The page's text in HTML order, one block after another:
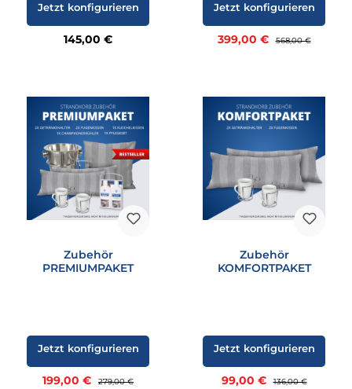
Regulärer Preis:
145,00 €
Jetzt konfigurieren
Verkaufspreis:
399,00 € Regulärer Preis:
568,00 €
Jetzt konfigurieren
Zubehör
PREMIUMPAKET
Verkaufspreis:
199,00 € Regulärer Preis:
279,00 €
Jetzt konfigurieren
Zubehör
KOMFORTPAKET
Verkaufspreis:
99,00 € Regulärer Preis:
136,00 €
Jetzt konfigurieren